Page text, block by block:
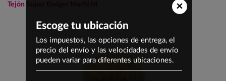
Tejón Super Badger Marfil M
×
Escoge tu ubicación
Los impuestos, las opciones de entrega, el
precio del envío y las velocidades de envío
pueden variar para diferentes ubicaciones.